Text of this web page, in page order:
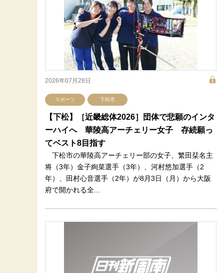
2026年07月28日
スポーツ 下松市
【下松】［近畿総体2026］団体で悲願のインタ
ーハイへ 華陵高アーチェリー女子 存続願っ
てベスト8目指す
下松市の華陵高アーチェリー部の女子、繁田栞名主
将（3年）金子絢菜選手（3年）、河村悠加選手（2
年）、田村心音選手（2年）が8月3日（月）から大阪
府で開かれる全...